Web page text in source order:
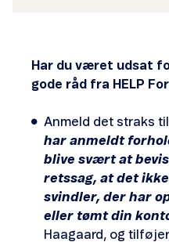
Har du været udsat
gode råd fra HELP
Anmeld det straks
har anmeldt
blive svært at
retssag, at det
svindler, der har
eller tømt din
Haagaard, og